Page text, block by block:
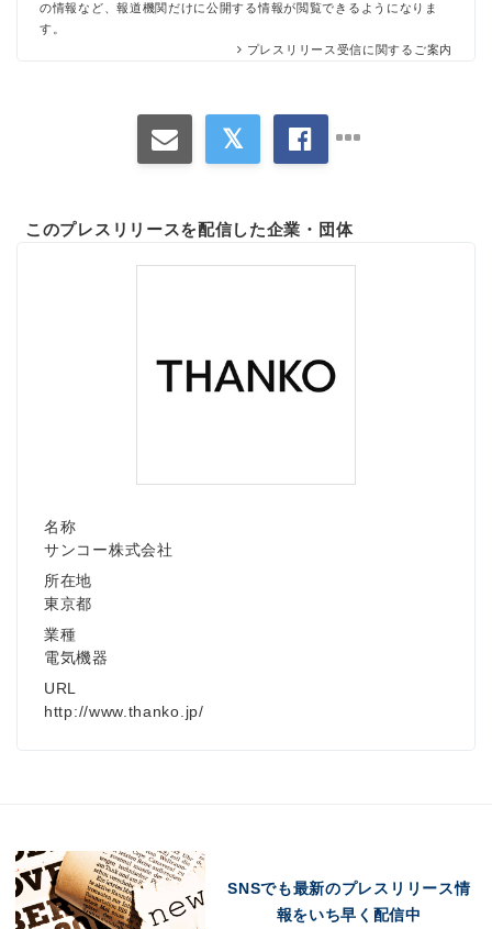
の情報など、報道機関だけに公開する情報が閲覧できるようになりま
す。
プレスリリース受信に関するご案内
このプレスリリースを配信した企業・団体
名称
サンコー株式会社
所在地
東京都
業種
電気機器
URL
http://www.thanko.jp/
SNSでも最新のプレスリリース情
報をいち早く配信中